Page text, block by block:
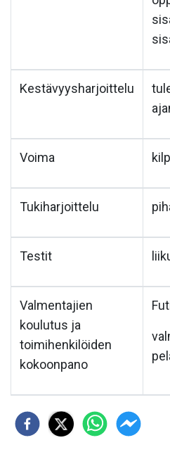
Kestävyysharjoittelu
Voima
Tukiharjoittelu
Testit
Valmentajien
koulutus ja
toimihenkilöiden
kokoonpano